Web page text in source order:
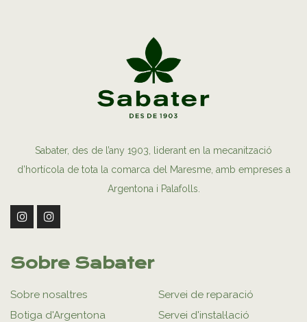
Sabater, des de l’any 1903, liderant en la mecanització
d’hortícola de tota la comarca del Maresme, amb empreses a
Argentona i Palafolls.
Sobre Sabater
Sobre nosaltres
Botiga d'Argentona
Servei de reparació
Servei d'instal·lació